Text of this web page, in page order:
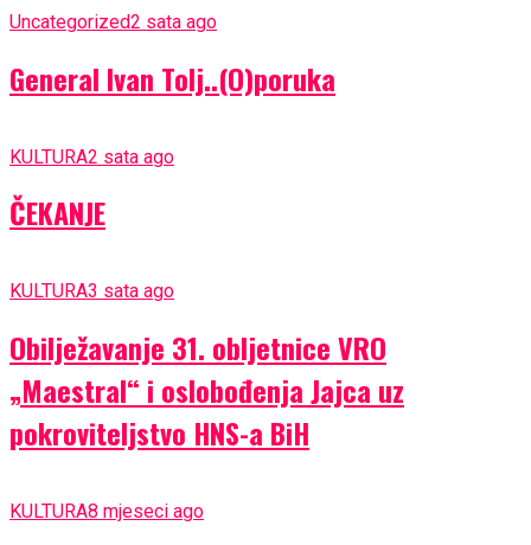
Uncategorized2 sata ago
General Ivan Tolj..(O)poruka
KULTURA2 sata ago
ČEKANJE
KULTURA3 sata ago
Obilježavanje 31. obljetnice VRO
„Maestral“ i oslobođenja Jajca uz
pokroviteljstvo HNS-a BiH
KULTURA8 mjeseci ago